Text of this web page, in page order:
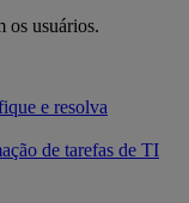
os usuários.
e resolva
de tarefas de TI